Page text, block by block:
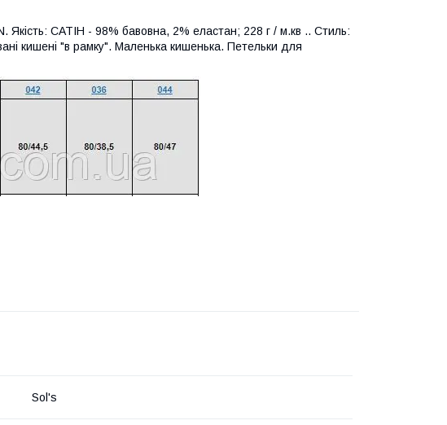
Якість: САТІН - 98% бавовна, 2% еластан; 228 г / м.кв .. Стиль:
кишені "в рамку". Маленька кишенька. Петельки для
Sol's